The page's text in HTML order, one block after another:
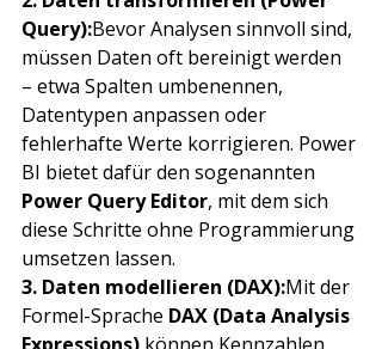
Query):Bevor Analysen sinnvoll sind,
müssen Daten oft bereinigt werden
– etwa Spalten umbenennen,
Datentypen anpassen oder
fehlerhafte Werte korrigieren. Power
BI bietet dafür den sogenannten
Power Query Editor, mit dem sich
diese Schritte ohne Programmierung
umsetzen lassen.
3. Daten modellieren (DAX):Mit der
Formel-Sprache DAX (Data Analysis